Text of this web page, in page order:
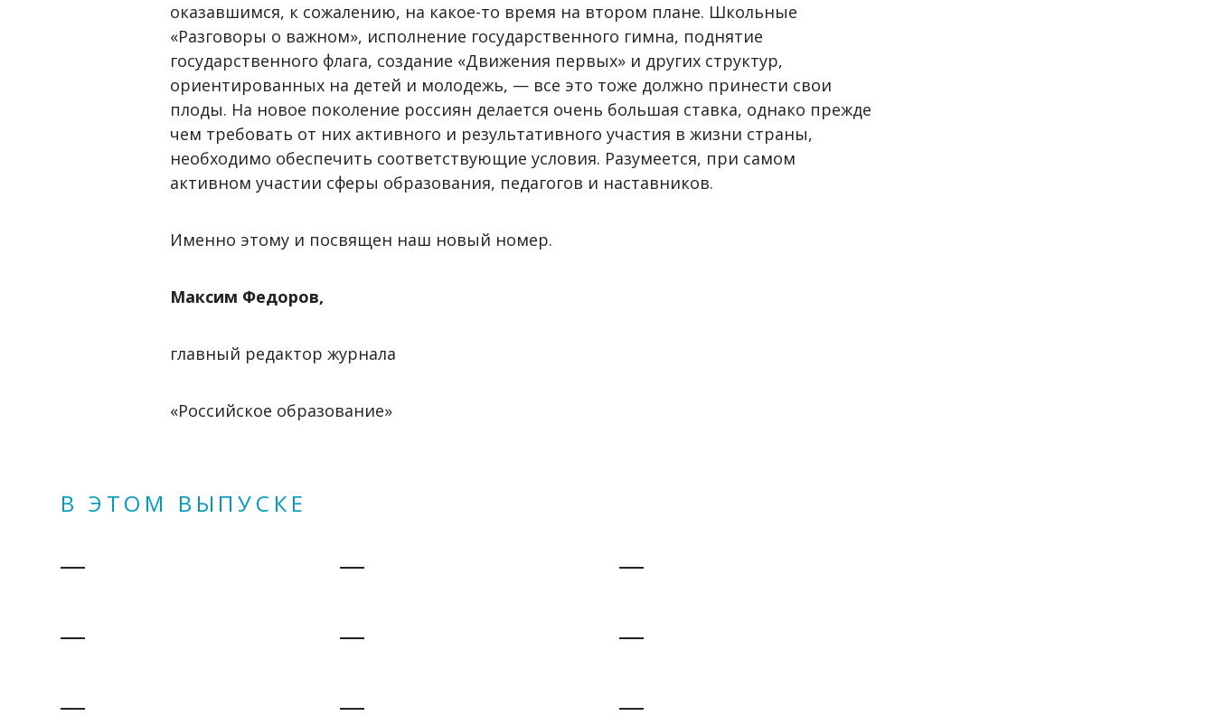
оказавшимся, к сожалению, на какое-то время на втором плане. Школьные
«Разговоры о важном», исполнение государственного гимна, поднятие
государственного флага, создание «Движения первых» и других структур,
ориентированных на детей и молодежь, — все это тоже должно принести свои
плоды. На новое поколение россиян делается очень большая ставка, однако прежде
чем требовать от них активного и результативного участия в жизни страны,
необходимо обеспечить соответствующие условия. Разумеется, при самом
активном участии сферы образования, педагогов и наставников.
Именно этому и посвящен наш новый номер.
Максим Федоров,
главный редактор журнала
«Российское образование»
В ЭТОМ ВЫПУСКЕ